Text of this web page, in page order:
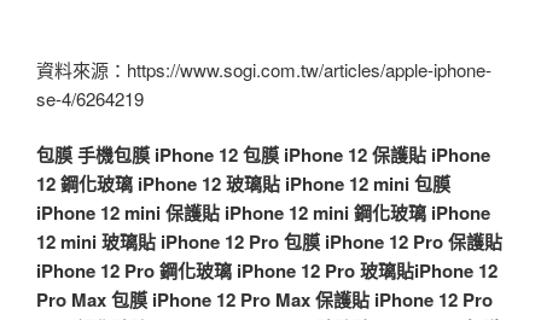
資料來源：https://www.sogi.com.tw/articles/apple-iphone-
se-4/6264219
包膜手機包膜 iPhone 12 包膜 iPhone 12 保護貼 iPhone
12 鋼化玻璃 iPhone 12 玻璃貼 iPhone 12 mini 包膜
iPhone 12 mini 保護貼 iPhone 12 mini 鋼化玻璃 iPhone
12 mini 玻璃貼 iPhone 12 Pro 包膜 iPhone 12 Pro 保護貼
iPhone 12 Pro 鋼化玻璃 iPhone 12 Pro 玻璃貼iPhone 12
Pro Max 包膜 iPhone 12 Pro Max 保護貼 iPhone 12 Pro